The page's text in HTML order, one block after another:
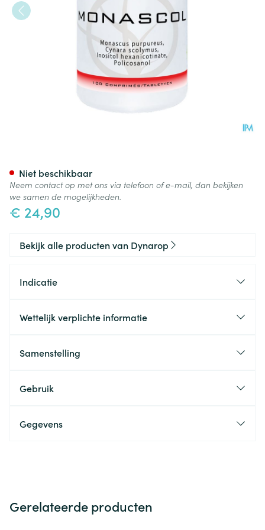
€ 24,90
Niet beschikbaar
Neem contact op met ons via telefoon of e-mail, dan bekijken
we samen de mogelijkheden.
Bekijk alle producten van Dynarop
Indicatie
Wettelijk verplichte informatie
Samenstelling
Gebruik
Gegevens
Gerelateerde producten